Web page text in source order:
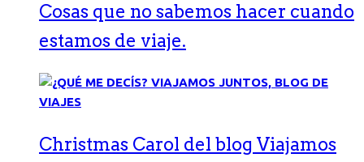
Cosas que no sabemos hacer cuando
estamos de viaje.
Christmas Carol del blog Viajamos